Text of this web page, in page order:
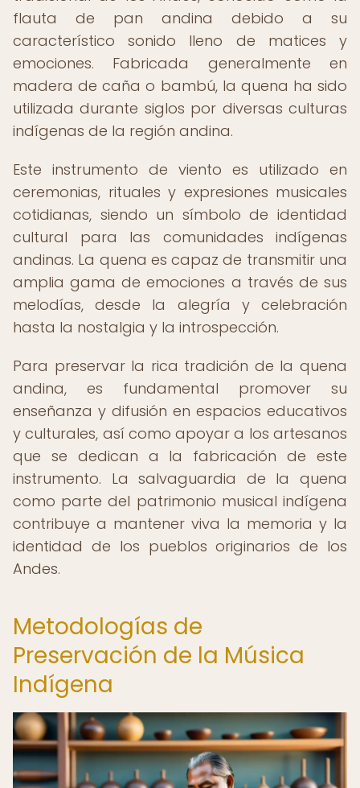
flauta de pan andina debido a su
característico sonido lleno de matices y
emociones. Fabricada generalmente en
madera de caña o bambú, la quena ha sido
utilizada durante siglos por diversas culturas
indígenas de la región andina.
Este instrumento de viento es utilizado en
ceremonias, rituales y expresiones musicales
cotidianas, siendo un símbolo de identidad
cultural para las comunidades indígenas
andinas. La quena es capaz de transmitir una
amplia gama de emociones a través de sus
melodías, desde la alegría y celebración
hasta la nostalgia y la introspección.
Para preservar la rica tradición de la quena
andina, es fundamental promover su
enseñanza y difusión en espacios educativos
y culturales, así como apoyar a los artesanos
que se dedican a la fabricación de este
instrumento. La salvaguardia de la quena
como parte del patrimonio musical indígena
contribuye a mantener viva la memoria y la
identidad de los pueblos originarios de los
Andes.
Metodologías de
Preservación de la Música
Indígena